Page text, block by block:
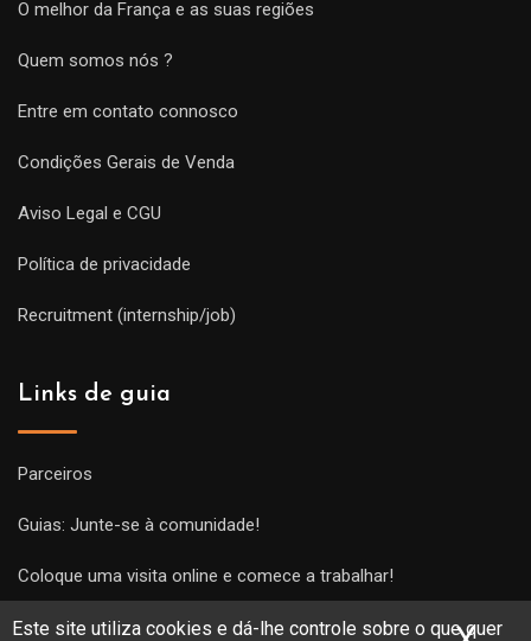
Este site utiliza cookies e dá-lhe controle sobre o que quer
O melhor da França e as suas regiões
Quem somos nós ?
Entre em contato connosco
Condições Gerais de Venda
Aviso Legal e CGU
Política de privacidade
Recruitment (internship/job)
Links de guia
Parceiros
Guias: Junte-se à comunidade!
Coloque uma visita online e comece a trabalhar!